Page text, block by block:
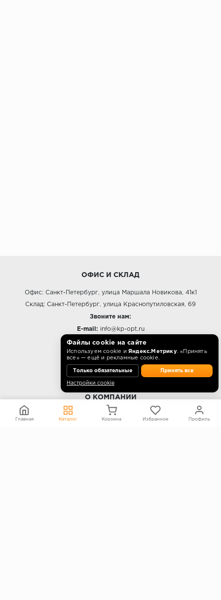
ОФИС И СКЛАД
Офис: Санкт-Петербург, улица Маршала Новикова, 41к1
Склад: Санкт-Петербург, улица Краснопутиловская, 69
Звоните нам:
E-mail: info@kp-opt.ru
Режим работы
10:00 - 18:00 пн-пт.
О КОМПАНИИ
Контакты
Файлы cookie на сайте
Используем cookie и Яндекс.Метрику. «Принять
все» — ещё и рекламные cookie.
Только обязательные Принять все
Настройки cookie
Главная Каталог Корзина Избранное Профиль